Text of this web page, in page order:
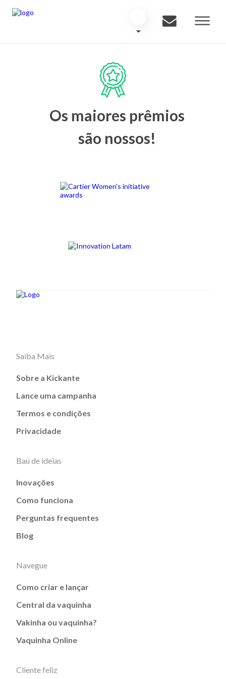
Os maiores prêmios
são nossos!
Saiba Mais
Sobre a Kickante
Lance uma campanha
Termos e condições
Privacidade
Baú de ideias
Inovações
Como funciona
Perguntas frequentes
Blog
Navegue
Como criar e lançar
Central da vaquinha
Vakinha ou vaquinha?
Vaquinha Online
Cliente feliz